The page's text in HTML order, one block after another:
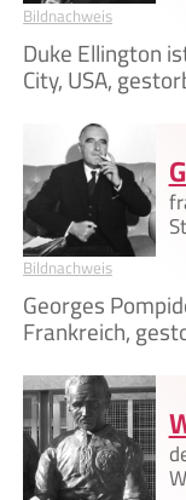
Bildnachweis
Duke Ellington
City, USA,
Bildnachweis
Georges
Frankreich,